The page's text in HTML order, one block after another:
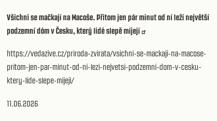
Všichni se mačkají na Macoše. Přitom jen pár minut od ní leží největší
podzemní dóm v Česku, který lidé slepě míjejí
https://vedazive.cz/priroda-zvirata/vsichni-se-mackaji-na-macose-
pritom-jen-par-minut-od-ni-lezi-nejvetsi-podzemni-dom-v-cesku-
ktery-lide-slepe-mijeji/
11.06.2026